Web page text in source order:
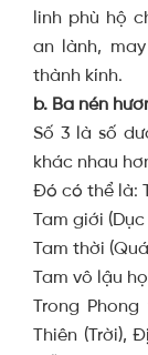
linh phù hộ
an lành,
thành kính.
b. Ba nén
Số 3 là số
khác nhau
Đó có thể là:
Tam giới
Tam thời
Tam vô lậu
Trong
Thiên (Trời),